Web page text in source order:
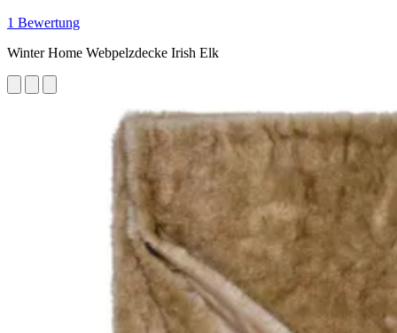
1 Bewertung
Winter Home Webpelzdecke Irish Elk